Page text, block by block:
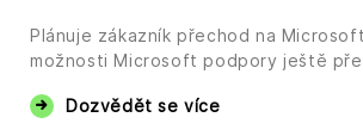
Plánuje zákazník přechod na
možnosti Microsoft podpory ještě
Dozvědět se více